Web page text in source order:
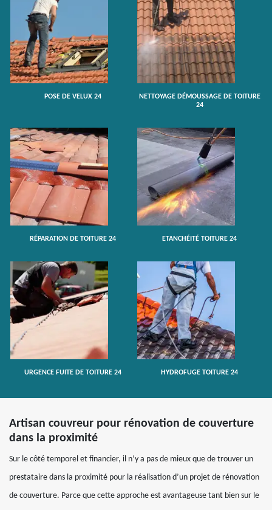
POSE DE VELUX 24
NETTOYAGE DÉMOUSSAGE DE TOITURE
24
RÉPARATION DE TOITURE 24 ETANCHÉITÉ TOITURE 24
URGENCE FUITE DE TOITURE 24 HYDROFUGE TOITURE 24
Artisan couvreur pour rénovation de couverture
dans la proximité
Sur le côté temporel et financier, il n’y a pas de mieux que de trouver un
prestataire dans la proximité pour la réalisation d’un projet de rénovation
de couverture. Parce que cette approche est avantageuse tant bien sur le